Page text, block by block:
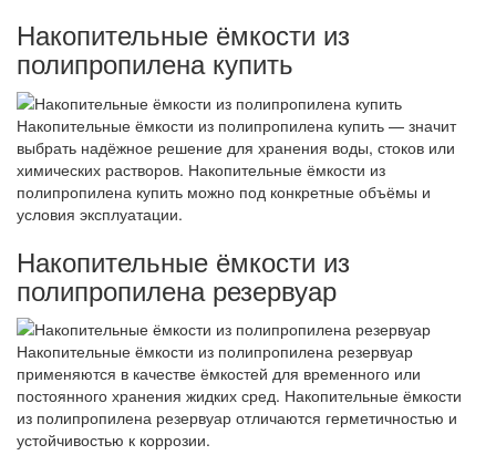
Накопительные ёмкости из
полипропилена купить
Накопительные ёмкости из полипропилена купить — значит
выбрать надёжное решение для хранения воды, стоков или
химических растворов. Накопительные ёмкости из
полипропилена купить можно под конкретные объёмы и
условия эксплуатации.
Накопительные ёмкости из
полипропилена резервуар
Накопительные ёмкости из полипропилена резервуар
применяются в качестве ёмкостей для временного или
постоянного хранения жидких сред. Накопительные ёмкости
из полипропилена резервуар отличаются герметичностью и
устойчивостью к коррозии.